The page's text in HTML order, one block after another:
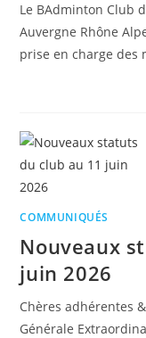
Le BAdminton Club
Auvergne Rhône
prise en charge
COMMUNIQUÉS
Nouveaux
juin 2026
Chères adhérentes
Générale